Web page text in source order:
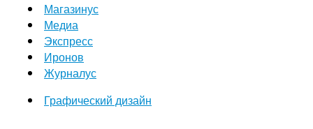
Магазинус
Медиа
Экспресс
Иронов
Журналус
Графический дизайн